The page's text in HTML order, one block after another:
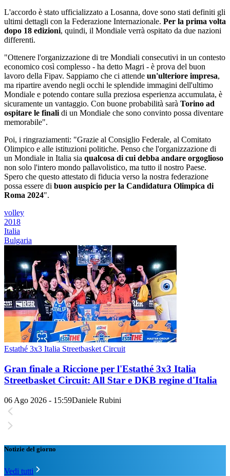
L'accordo è stato ufficializzato a Losanna, dove sono stati definiti gli
ultimi dettagli con la Federazione Internazionale. Per la prima volta
dopo 18 edizioni, quindi, il Mondiale verrà ospitato da due nazioni
differenti.
"Ottenere l'organizzazione di tre Mondiali consecutivi in un contesto
economico così complesso - ha detto Magri - è prova del buon
lavoro della Fipav. Sappiamo che ci attende un'ulteriore impresa,
ma ripartire avendo negli occhi le splendide immagini dell'ultimo
Mondiale e potendo contare sulla preziosa esperienza accumulata, è
sicuramente un vantaggio. Con buone probabilità sarà Torino ad
ospitare le finali di un Mondiale che sono convinto possa diventare
memorabile".
Poi, i ringraziamenti: "Grazie al Consiglio Federale, al Comitato
Olimpico e alle istituzioni politiche. Penso che l'organizzazione di
un Mondiale in Italia sia qualcosa di cui debba andare orgoglioso
non solo l'intero mondo pallavolistico, ma tutto il nostro Paese.
Spero che questo attestato di fiducia verso la nostra federazione
possa essere di buon auspicio per la Candidatura Olimpica di
Roma 2024".
volley
2018
Italia
Bulgaria
Estathé 3x3 Italia Streetbasket Circuit
Gran finale a Riccione per l'Estathé 3x3 Italia
Streetbasket Circuit: All Star e DKB regine d'Italia
06 Ago 2026 - 15:59Daniele Rubini
Notizie del giorno
Vedi tutti